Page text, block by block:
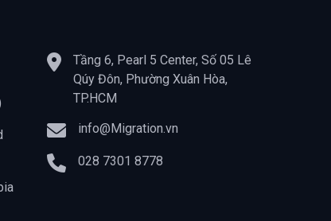
Tầng 6, Pearl 5 Center, Số 05 Lê
Qúy Đôn, Phường Xuân Hòa,
TP.HCM
info@Migration.vn
028 7301 8778